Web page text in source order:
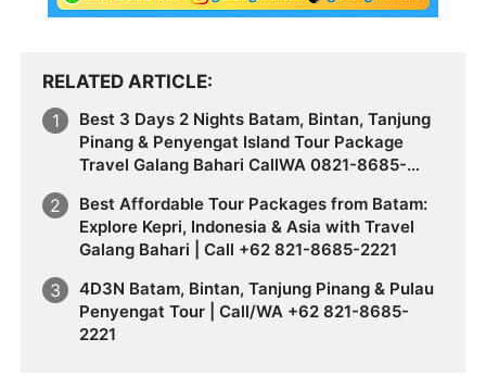
RELATED ARTICLE
Best 3 Days 2 Nights Batam, Bintan, Tanjung
Pinang & Penyengat Island Tour Package
Travel Galang Bahari CallWA 0821-8685-
Best Affordable Tour Packages from Batam:
Explore Kepri, Indonesia & Asia with Travel
Galang Bahari | Call +62 821-8685-2221
4D3N Batam, Bintan, Tanjung Pinang & Pulau
Penyengat Tour | Call/WA +62 821-8685-
2221